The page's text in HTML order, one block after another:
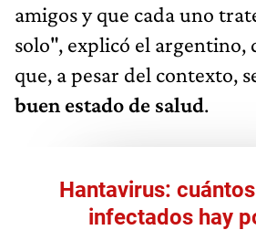
amigos y que cada uno
solo", explicó el argentino,
que, a pesar del contexto,
buen estado de salud.
Hantavirus:
infectados hay